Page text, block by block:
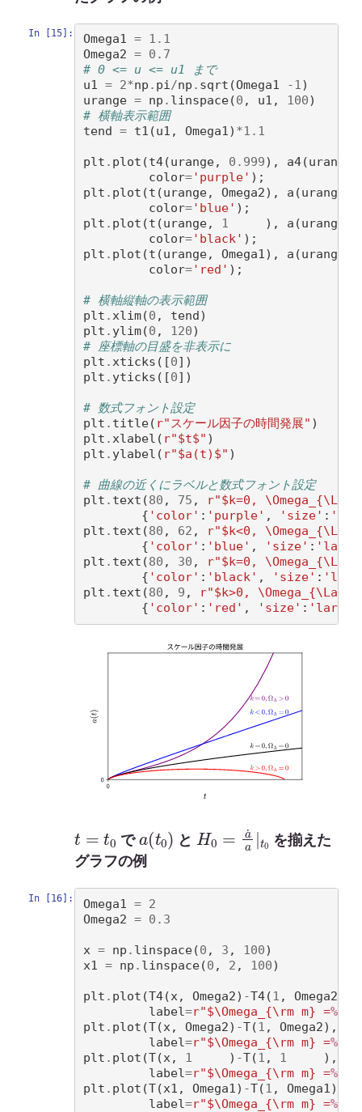
In [15]: Omega1 = 1.1
Omega2 = 0.7
# 0 <= u <= u1 まで
u1 = 2*np . pi/np . sqrt (Omega1 -1)
urange = np . linspace(0 , u1 , 100)
# 横軸表示範囲
tend = t1 (u1 , Omega1) *1.1
plt . plot (t4(urange, 0.999), a4(urange
color='purple' );
plt . plot (t (urange, Omega2), a (urange
color='blue' );
plt . plot (t (urange, 1 ), a (urange
color='black' );
plt . plot (t (urange, Omega1), a (urange
color='red' );
# 横軸縦軸の表示範囲
plt .xlim(0 , tend)
plt . ylim(0 , 120)
# 座標軸の目盛を非表示に
plt .xticks ([0])
plt . yticks ([0])
# 数式フォント設定
plt . title( r"スケール因子の時間発展" )
plt .xlabel ( r"$t$" )
plt . ylabel ( r"$a(t)$" )
# 曲線の近くにラベルと数式フォント設定
plt . text (80 , 75 , r"$k=0,
{ 'color' : 'purple' , 'size' :
plt . text (80 , 62 , r"$k<0,
{ 'color' : 'blue' , 'size' :
plt . text (80 , 30 , r"$k=0,
{ 'color' : 'black' , 'size' :
plt . text (80 , 9 , r"$k>0,
{ 'color' : 'red' , 'size' : 'large'
t で ( t0) と H0 ˙a |
を揃えた
グラフの例
In [16]: Omega1 = 2
Omega2 = 0.3
x = np . linspace(0 , 3 , 100)
x1
= np . linspace(0 , 2 , 100)
plt . plot (T4(x , Omega2) -T4(1 , Omega2
label=r"$\Omega_{\rm m} =%.1f
plt . plot (T(x , Omega2) -T(1 , Omega2),
label=r"$\Omega_{\rm m} =%.1f
plt . plot (T(x , 1 ) -T(1 , 1 ),
label=r"$\Omega_{\rm m} =%.1f
plt . plot (T(x1 , Omega1 ) -T(1 , Omega1 ),
label=r"$\Omega_{\rm m} =%.1f